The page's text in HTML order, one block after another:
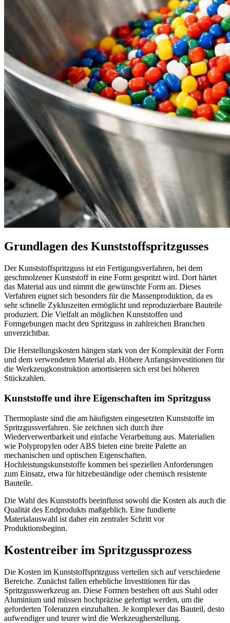
Grundlagen des Kunststoffspritzgusses
Der Kunststoffspritzguss ist ein Fertigungsverfahren, bei dem
geschmolzener Kunststoff in eine Form gespritzt wird. Dort härtet
das Material aus und nimmt die gewünschte Form an. Dieses
Verfahren eignet sich besonders für die Massenproduktion, da es
sehr schnelle Zykluszeiten ermöglicht und reproduzierbare Bauteile
produziert. Die Vielfalt an möglichen Kunststoffen und
Formgebungen macht den Spritzguss in zahlreichen Branchen
unverzichtbar.
Die Herstellungskosten hängen stark von der Komplexität der Form
und dem verwendeten Material ab. Höhere Anfangsinvestitionen für
die Werkzeugkonstruktion amortisieren sich erst bei höheren
Stückzahlen.
Kunststoffe und ihre Eigenschaften im Spritzguss
Thermoplaste sind die am häufigsten eingesetzten Kunststoffe im
Spritzgussverfahren. Sie zeichnen sich durch ihre
Wiederverwertbarkeit und einfache Verarbeitung aus. Materialien
wie Polypropylen oder ABS bieten eine breite Palette an
mechanischen und optischen Eigenschaften.
Hochleistungskunststoffe kommen bei speziellen Anforderungen
zum Einsatz, etwa für hitzebeständige oder chemisch resistente
Bauteile.
Die Wahl des Kunststoffs beeinflusst sowohl die Kosten als auch die
Qualität des Endprodukts maßgeblich. Eine fundierte
Materialauswahl ist daher ein zentraler Schritt vor
Produktionsbeginn.
Kostentreiber im Spritzgussprozess
Die Kosten im Kunststoffspritzguss verteilen sich auf verschiedene
Bereiche. Zunächst fallen erhebliche Investitionen für das
Spritzgusswerkzeug an. Diese Formen bestehen oft aus Stahl oder
Aluminium und müssen hochpräzise gefertigt werden, um die
geforderten Toleranzen einzuhalten. Je komplexer das Bauteil, desto
aufwendiger und teurer wird die Werkzeugherstellung.